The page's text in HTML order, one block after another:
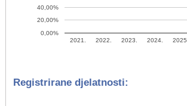
2021. 2022. 2023. 2024. 2025.
0,00%
20,00%
40,00%
Registrirane djelatnosti: